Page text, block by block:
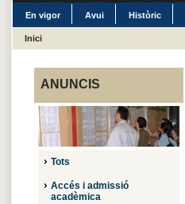
En vigor Avui Històric
Inici
ANUNCIS
Tots
Accés i admissió
acadèmica